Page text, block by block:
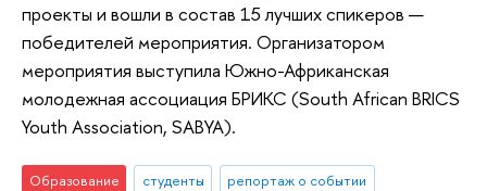
проекты и вошли в состав 15 лучших спикеров —
победителей мероприятия. Организатором
мероприятия выступила Южно-Африканская
молодежная ассоциация БРИКС (South African BRICS
Youth Association, SABYA).
Образование студенты
репортаж о событии